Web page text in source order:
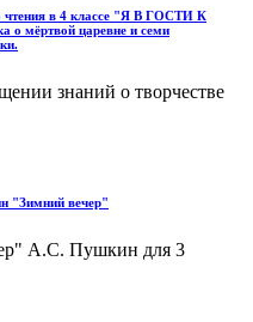
чтения в 4 классе "Я В ГОСТИ К
царевне и семи
знаний о творчестве
"Зимний вечер"
А.С. Пушкин для 3